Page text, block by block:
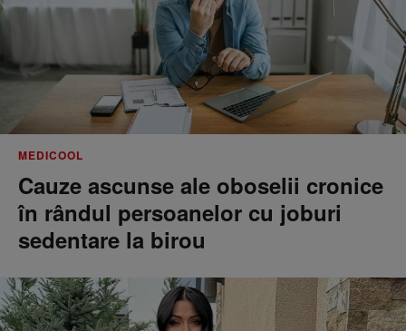
MEDICOOL
Cauze ascunse ale oboselii cronice
în rândul persoanelor cu joburi
sedentare la birou